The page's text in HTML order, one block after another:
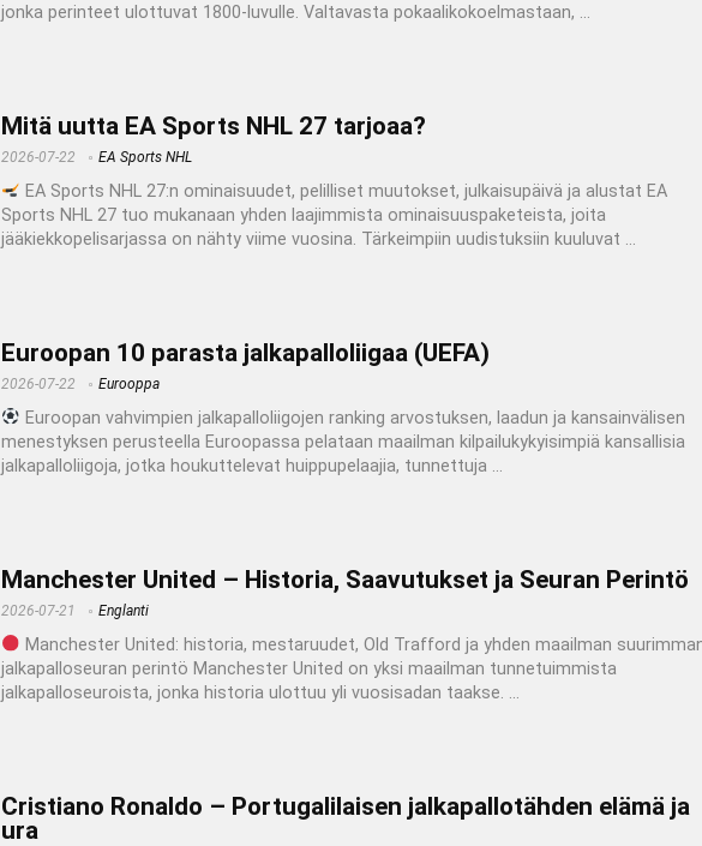
jonka perinteet ulottuvat 1800-luvulle. Valtavasta pokaalikokoelmastaan, ...
Mitä uutta EA Sports NHL 27 tarjoaa?
2026-07-22 EA Sports NHL
EA Sports NHL 27:n ominaisuudet, pelilliset muutokset, julkaisupäivä ja alustat EA
Sports NHL 27 tuo mukanaan yhden laajimmista ominaisuuspaketeista, joita
jääkiekkopelisarjassa on nähty viime vuosina. Tärkeimpiin uudistuksiin kuuluvat ...
Euroopan 10 parasta jalkapalloliigaa (UEFA)
2026-07-22 Eurooppa
Euroopan vahvimpien jalkapalloliigojen ranking arvostuksen, laadun ja kansainvälisen
menestyksen perusteella Euroopassa pelataan maailman kilpailukykyisimpiä kansallisia
jalkapalloliigoja, jotka houkuttelevat huippupelaajia, tunnettuja ...
Manchester United – Historia, Saavutukset ja Seuran Perintö
2026-07-21 Englanti
Manchester United: historia, mestaruudet, Old Trafford ja yhden maailman
jalkapalloseuran perintö Manchester United on yksi maailman tunnetuimmista
jalkapalloseuroista, jonka historia ulottuu yli vuosisadan taakse. ...
Cristiano Ronaldo – Portugalilaisen jalkapallotähden elämä ja
ura